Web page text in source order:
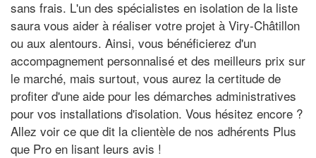
sans frais. L'un des spécialistes en isolation de la liste
saura vous aider à réaliser votre projet à Viry-Châtillon
ou aux alentours. Ainsi, vous bénéficierez d'un
accompagnement personnalisé et des meilleurs prix sur
le marché, mais surtout, vous aurez la certitude de
profiter d'une aide pour les démarches administratives
pour vos installations d'isolation. Vous hésitez encore ?
Allez voir ce que dit la clientèle de nos adhérents Plus
que Pro en lisant leurs avis !